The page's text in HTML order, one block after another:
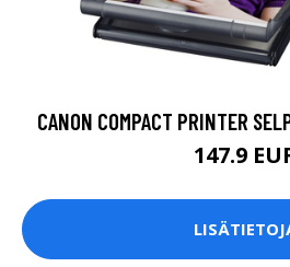
CANON COMPACT PRINTER
147.9